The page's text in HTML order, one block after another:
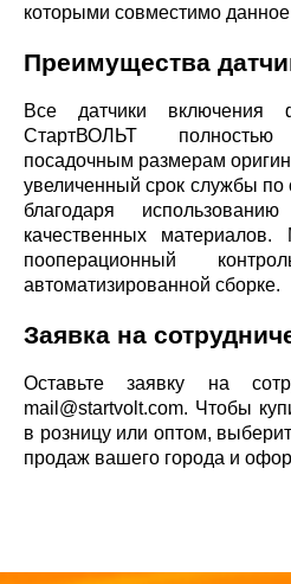
которыми совместимо данное
Преимущества
Все датчики включения
СтартВОЛЬТ
посадочным размерам
увеличенный срок службы
благодаря
качественных
пооперационный
автоматизированной сборке.
Заявка на
Оставьте заявку на
mail@startvolt.com. Чтобы
в розницу или оптом,
продаж вашего города и